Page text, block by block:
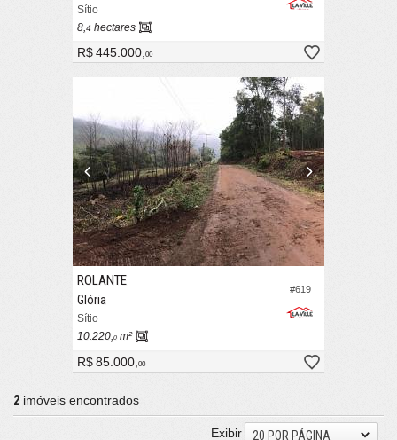
Sítio
8,4 hectares
R$ 445.000,00
#619
ROLANTE
Glória
Sítio
10.220,0 m²
R$ 85.000,00
2 imóveis encontrados
Exibir
20 POR PÁGINA